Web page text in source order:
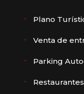
Plano
Venta de
Parking
Restaurantes